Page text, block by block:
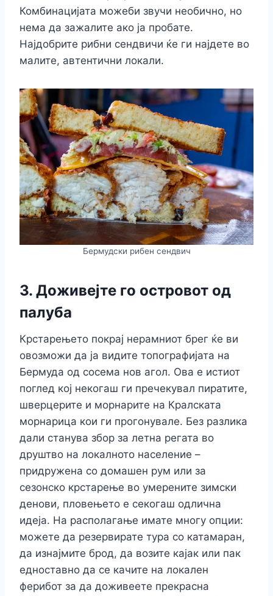
Комбинацијата можеби звучи необично, но
нема да зажалите ако ја пробате.
Најдобрите рибни сендвичи ќе ги најдете во
малите, автентични локали.
Бермудски рибен сендвич
3. Доживејте го островот од
палуба
Крстарењето покрај нерамниот брег ќе ви
овозможи да ја видите топографијата на
Бермуда од сосема нов агол. Ова е истиот
поглед кој некогаш ги пречекувал пиратите,
шверцерите и морнарите на Кралската
морнарица кои ги прогонувале. Без разлика
дали станува збор за летна регата во
друштво на локалното население –
придружена со домашен рум или за
сезонско крстарење во умерените зимски
денови, пловењето е секогаш одлична
идеја. На располагање имате многу опции:
можете да резервирате тура со катамаран,
да изнајмите брод, да возите кајак или пак
едноставно да се качите на локален
ферибот за да доживеете прекрасна